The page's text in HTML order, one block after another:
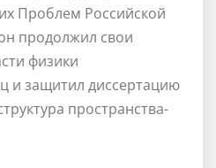
Проблем Российской
продолжил свои
физики
и защитил диссертацию
пространства-